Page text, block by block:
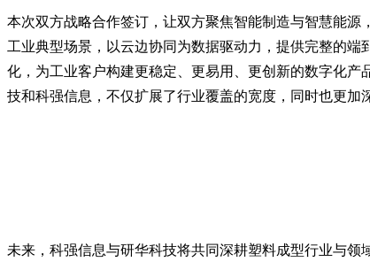
本次双方战略合作签订，让双方聚焦智能制造与智慧能
工业典型场景，以云边协同为数据驱动力，提供完整的
化，为工业客户构建更稳定、更易用、更创新的数字化
技和科强信息，不仅扩展了行业覆盖的宽度，同时也更加
未来，科强信息与研华科技将共同深耕塑料成型行业与